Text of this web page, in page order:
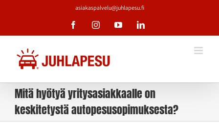
asiakaspalvelu@juhlapesu.fi
FacebookInstagramYouTubeLinkedIn
Mitä hyötyä yritysasiakkaalle on
keskitetystä autopesusopimuksesta?